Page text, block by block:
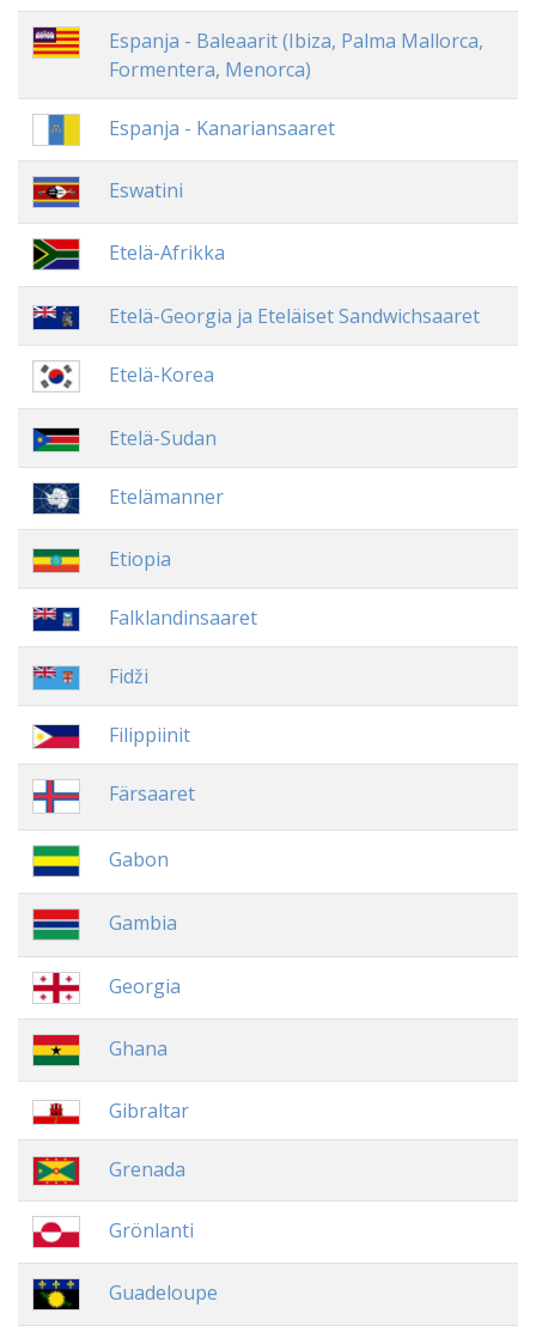
Espanja - Baleaarit (Ibiza, Palma Mallorca,
Formentera, Menorca)
Espanja - Kanariansaaret
Eswatini
Etelä-Afrikka
Etelä-Georgia ja Eteläiset Sandwichsaaret
Etelä-Korea
Etelä-Sudan
Etelämanner
Etiopia
Falklandinsaaret
Fidži
Filippiinit
Färsaaret
Gabon
Gambia
Georgia
Ghana
Gibraltar
Grenada
Grönlanti
Guadeloupe